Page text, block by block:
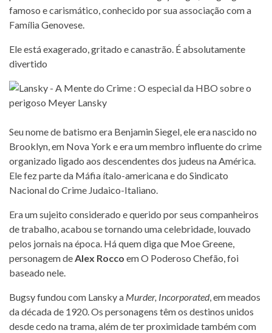
famoso e carismático, conhecido por sua associação com a
Família Genovese.
Ele está exagerado, gritado e canastrão. É absolutamente
divertido
Seu nome de batismo era Benjamin Siegel, ele era nascido no
Brooklyn, em Nova York e era um membro influente do crime
organizado ligado aos descendentes dos judeus na América.
Ele fez parte da Máfia ítalo-americana e do Sindicato
Nacional do Crime Judaico-Italiano.
Era um sujeito considerado e querido por seus companheiros
de trabalho, acabou se tornando uma celebridade, louvado
pelos jornais na época. Há quem diga que Moe Greene,
personagem deAlex Rocco em O Poderoso Chefão, foi
baseado nele.
Bugsy fundou com Lansky a Murder, Incorporated, em meados
da década de 1920. Os personagens têm os destinos unidos
desde cedo na trama, além de ter proximidade também com